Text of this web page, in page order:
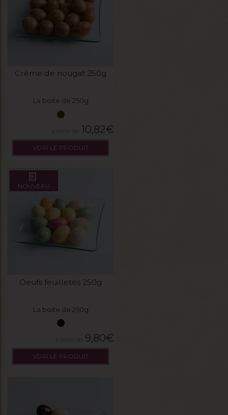
Crème de nougat 250g
La boite de 250g
10,82€
VOIR LE PRODUIT
NOUVEAU
Oeufs feuilletés 250g
La boite de 250g
9,80€
VOIR LE PRODUIT